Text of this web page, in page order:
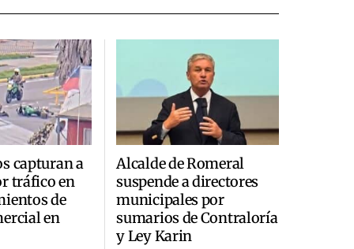
capturan a
tráfico en
de
en
Alcalde de Romeral
suspende a directores
municipales por
sumarios de Contraloría
y Ley Karin